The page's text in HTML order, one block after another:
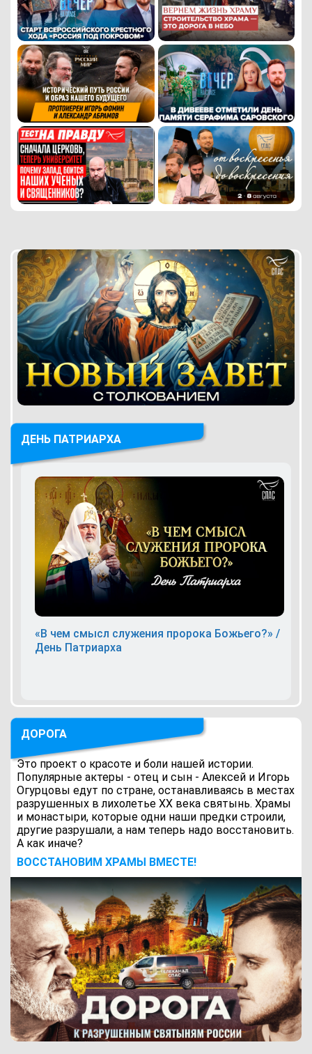
ДЕНЬ ПАТРИАРХА
«В чем смысл служения пророка Божьего?» /
День Патриарха
ДОРОГА
Это проект о красоте и боли нашей истории.
Популярные актеры - отец и сын - Алексей и Игорь
Огурцовы едут по стране, останавливаясь в местах
разрушенных в лихолетье ХХ века святынь. Храмы
и монастыри, которые одни наши предки строили,
другие разрушали, а нам теперь надо восстановить.
А как иначе?
ВОCСТАНОВИМ ХРАМЫ ВМЕСТЕ!